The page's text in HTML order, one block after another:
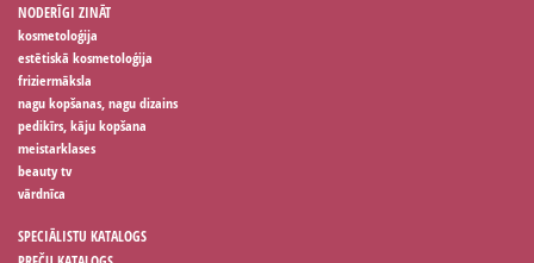
NODERĪGI ZINĀT
kosmetoloģija
estētiskā kosmetoloģija
friziermāksla
nagu kopšanas, nagu dizains
pedikīrs, kāju kopšana
meistarklases
beauty tv
vārdnīca
SPECIĀLISTU KATALOGS